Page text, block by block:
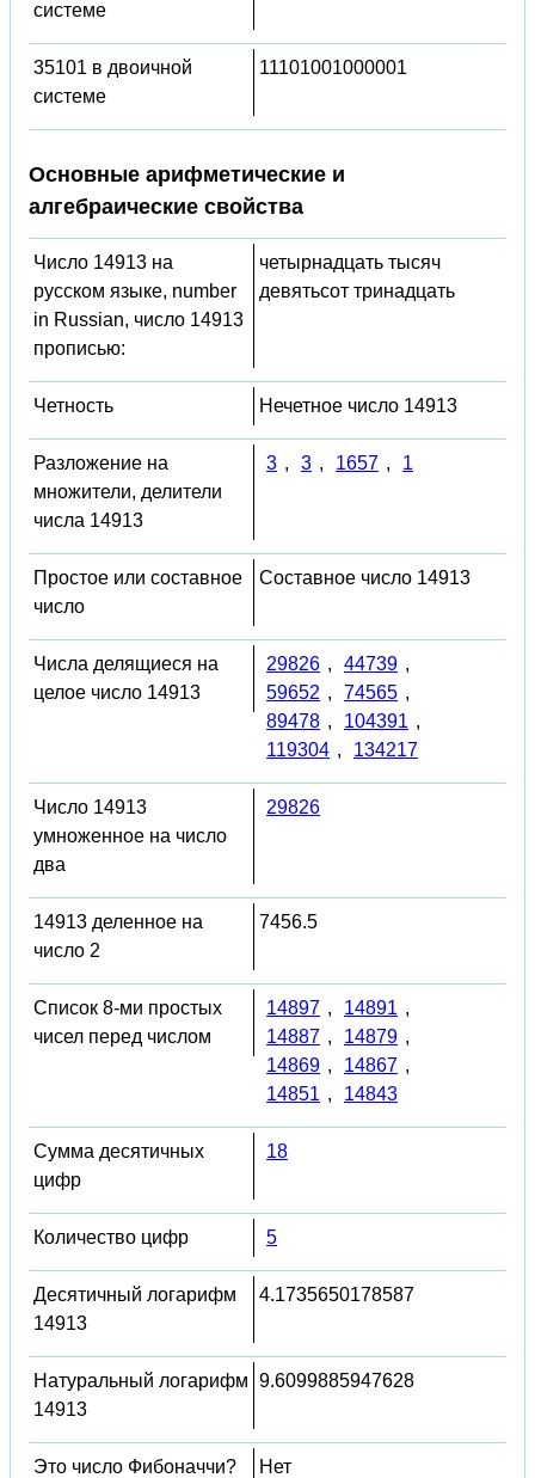
системе
35101 в двоичной
системе
11101001000001
Основные арифметические и
алгебраические свойства
Число 14913 на
русском языке, number
in Russian, число 14913
прописью:
четырнадцать тысяч
девятьсот тринадцать
Четность Нечетное число 14913
Разложение на
множители, делители
числа 14913
3 , 3 , 1657 , 1
Простое или составное
число
Составное число 14913
Числа делящиеся на
целое число 14913
29826 , 44739 ,
59652 , 74565 ,
89478 , 104391 ,
119304 , 134217
Число 14913
умноженное на число
два
29826
14913 деленное на
число 2
7456.5
Список 8-ми простых
чисел перед числом
14897 , 14891 ,
14887 , 14879 ,
14869 , 14867 ,
14851 , 14843
Сумма десятичных
цифр
18
Количество цифр 5
Десятичный логарифм
14913
4.1735650178587
Натуральный логарифм
14913
9.6099885947628
Это число Фибоначчи? Нет